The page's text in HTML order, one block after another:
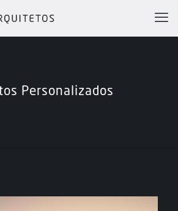
Personalizados